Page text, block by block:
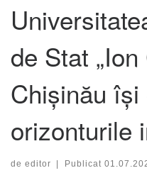
de Stat
Chișinău își
orizonturile
de editor | Publicat